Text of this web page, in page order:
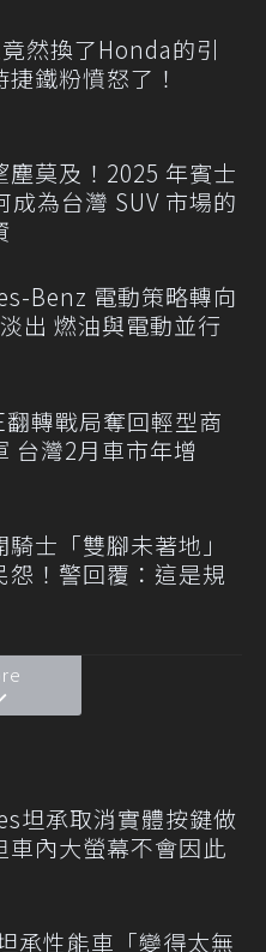
然換了Honda的引
鐵粉憤怒了！
塵莫及！2025 年賓士
成為台灣 SUV 市場的
Benz 電動策略轉向
出 燃油與電動並行
翻轉戰局奪回輕型商
台灣2月車市年增
士「雙腳未著地」
怨！警回覆：這是規
坦承取消實體按鍵做
內大螢幕不會因此
承性能車「變得太無